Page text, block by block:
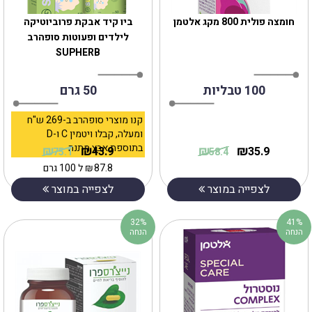
ביו קיד אבקת פרוביוטיקה
לילדים ופעוטות סופהרב
SUPHERB
50 גרם
קנו מוצרי סופהרב ב-269 ש"ח
ומעלה, קבלו ויטמין C ו-D
בתוספת אבץ מתנה
43.9
₪
75.1
₪
87.8
₪ל 100 גרם
לצפייה במוצר
חומצה פולית 800 מקג אלטמן
100 טבליות
35.9
₪
58.4
₪
לצפייה במוצר
32%
הנחה
41%
הנחה